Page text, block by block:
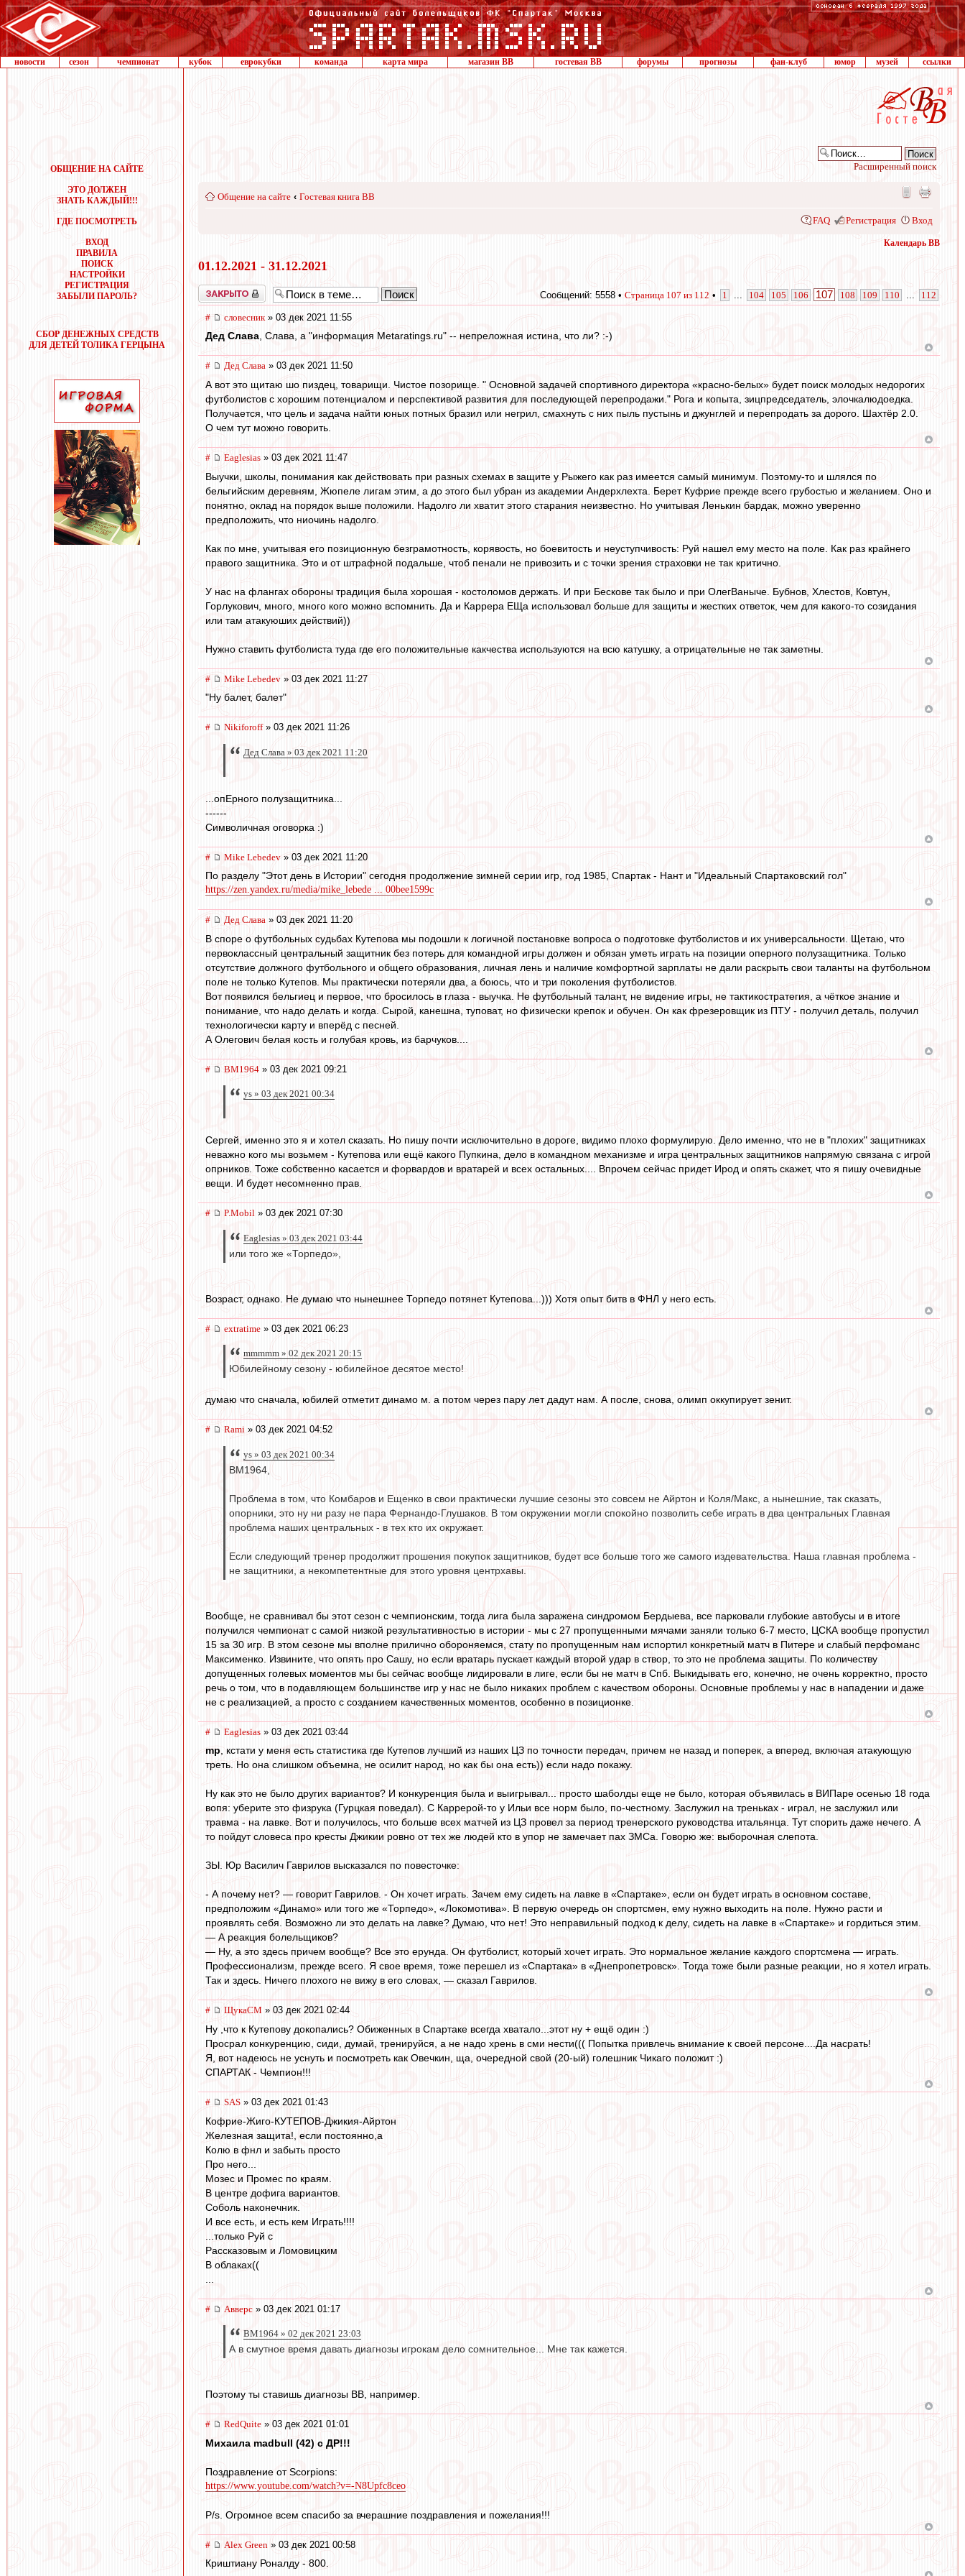
новости сезон чемпионат кубок еврокубки команда карта мира магазин ВВ гостевая ВВ форумы прогнозы фан-клуб юмор музей ссылки
ОБЩЕНИЕ НА САЙТЕ
ЭТО ДОЛЖЕН
ЗНАТЬ КАЖДЫЙ!!!
ГДЕ ПОСМОТРЕТЬ
ВХОД
ПРАВИЛА
ПОИСК
НАСТРОЙКИ
РЕГИСТРАЦИЯ
ЗАБЫЛИ ПАРОЛЬ?
СБОР ДЕНЕЖНЫХ СРЕДСТВ
ДЛЯ ДЕТЕЙ ТОЛИКА ГЕРЦЫНА
Расширенный поиск
Общение на сайте ‹ Гостевая книга ВВ
FAQ Регистрация Вход
Календарь ВВ
01.12.2021 - 31.12.2021
Закрыто Сообщений: 5558 • Страница 107 из 112 • 1 104 105 106 107 108 109 110 112
# словесник » 03 дек 2021 11:55
Дед Слава, Слава, а "информация Metaratings.ru" -- непреложная истина, что ли? :-)
# Дед Слава » 03 дек 2021 11:50
А вот это щитаю шо пиздец, товарищи. Чистое позорище. " Основной задачей спортивного директора «красно-белых» будет поиск молодых недорогих
футболистов с хорошим потенциалом и перспективой развития для последующей перепродажи." Рога и копыта, зицпредседатель, элочкалюдоедка.
Получается, что цель и задача найти юных потных бразил или негрил, смахнуть с них пыль пустынь и джунглей и перепродать за дорого. Шахтёр 2.0.
О чем тут можно говорить.
# Eaglesias » 03 дек 2021 11:47
Выучки, школы, понимания как действовать при разных схемах в защите у Рыжего как раз имеется самый минимум. Поэтому-то и шлялся по
бельгийским деревням, Жюпеле лигам этим, а до этого был убран из академии Андерхлехта. Берет Куфрие прежде всего грубостью и желанием. Оно и
понятно, оклад на порядок выше положили. Надолго ли хватит этого старания неизвестно. Но учитывая Ленькин бардак, можно уверенно
предположить, что ниочинь надолго.
Как по мне, учитывая его позиционную безграмотность, корявость, но боевитость и неуступчивость: Руй нашел ему место на поле. Как раз крайнего
правого защитника. Это и от штрафной подальше, чтоб пенали не привозить и с точки зрения страховки не так критично.
У нас на флангах обороны традиция была хорошая - костоломов держать. И при Бескове так было и при ОлегВаныче. Бубнов, Хлестов, Ковтун,
Горлукович, много, много кого можно вспомнить. Да и Каррера ЕЩа использовал больше для защиты и жестких ответок, чем для какого-то созидания
или там атакуюших действий))
Нужно ставить футболиста туда где его положительные какчества используются на всю катушку, а отрицательные не так заметны.
# Mike Lebedev » 03 дек 2021 11:27
"Ну балет, балет"
# Nikiforoff» 03 дек 2021 11:26
Дед Слава » 03 дек 2021 11:20
...опЕрного полузащитника...
------
Символичная оговорка :)
# Mike Lebedev » 03 дек 2021 11:20
По разделу "Этот день в Истории" сегодня продолжение зимней серии игр, год 1985, Спартак - Нант и "Идеальный Спартаковский гол"
https://zen.yandex.ru/media/mike_lebede ... 00bee1599c
# Дед Слава » 03 дек 2021 11:20
В споре о футбольных судьбах Кутепова мы подошли к логичной постановке вопроса о подготовке футболистов и их универсальности. Щетаю, что
первоклассный центральный защитник без потерь для командной игры должен и обязан уметь играть на позиции оперного полузащитника. Только
отсутствие должного футбольного и общего образования, личная лень и наличие комфортной зарплаты не дали раскрыть свои таланты на футбольном
поле не только Кутепов. Мы практически потеряли два, а боюсь, что и три поколения футболистов.
Вот появился бельгиец и первое, что бросилось в глаза - выучка. Не футбольный талант, не видение игры, не тактикостратегия, а чёткое знание и
понимание, что надо делать и когда. Сырой, канешна, туповат, но физически крепок и обучен. Он как фрезеровщик из ПТУ - получил деталь, получил
технологически карту и вперёд с песней.
А Олегович белая кость и голубая кровь, из барчуков....
# BM1964 » 03 дек 2021 09:21
ys » 03 дек 2021 00:34
Сергей, именно это я и хотел сказать. Но пишу почти исключительно в дороге, видимо плохо формулирую. Дело именно, что не в "плохих" защитниках
неважно кого мы возьмем - Кутепова или ещё какого Пупкина, дело в командном механизме и игра центральных защитников напрямую связана с игрой
опрников. Тоже собственно касается и форвардов и вратарей и всех остальных.... Впрочем сейчас придет Ирод и опять скажет, что я пишу очевидные
вещи. И будет несомненно прав.
# P.Mobil » 03 дек 2021 07:30
Eaglesias » 03 дек 2021 03:44
или того же «Торпедо»,
Возраст, однако. Не думаю что нынешнее Торпедо потянет Кутепова...))) Хотя опыт битв в ФНЛ у него есть.
# extratime » 03 дек 2021 06:23
mmmmm » 02 дек 2021 20:15
Юбилейному сезону - юбилейное десятое место!
думаю что сначала, юбилей отметит динамо м. а потом через пару лет дадут нам. А после, снова, олимп оккупирует зенит.
# Rami » 03 дек 2021 04:52
ys » 03 дек 2021 00:34
BM1964,
Проблема в том, что Комбаров и Ещенко в свои практически лучшие сезоны это совсем не Айртон и Коля/Макс, а нынешние, так сказать,
опорники, это ну ни разу не пара Фернандо-Глушаков. В том окружении могли спокойно позволить себе играть в два центральных Главная
проблема наших центральных - в тех кто их окружает.
Если следующий тренер продолжит прошения покупок защитников, будет все больше того же самого издевательства. Наша главная проблема -
не защитники, а некомпетентные для этого уровня центрхавы.
Вообще, не сравнивал бы этот сезон с чемпионским, тогда лига была заражена синдромом Бердыева, все парковали глубокие автобусы и в итоге
получился чемпионат с самой низкой результативностью в истории - мы с 27 пропущенными мячами заняли только 6-7 место, ЦСКА вообще пропустил
15 за 30 игр. В этом сезоне мы вполне прилично обороняемся, стату по пропущенным нам испортил конкретный матч в Питере и слабый перфоманс
Максименко. Извините, что опять про Сашу, но если вратарь пускает каждый второй удар в створ, то это не проблема защиты. По количеству
допущенных голевых моментов мы бы сейчас вообще лидировали в лиге, если бы не матч в Спб. Выкидывать его, конечно, не очень корректно, просто
речь о том, что в подавляющем большинстве игр у нас не было никаких проблем с качеством обороны. Основные проблемы у нас в нападении и даже
не с реализацией, а просто с созданием качественных моментов, особенно в позиционке.
# Eaglesias » 03 дек 2021 03:44
mp, кстати у меня есть статистика где Кутепов лучший из наших ЦЗ по точности передач, причем не назад и поперек, а вперед, включая атакующую
треть. Но она слишком объемна, не осилит народ, но как бы она есть)) если надо покажу.
Ну как это не было других вариантов? И конкуренция была и выигрывал... просто шаболды еще не было, которая объявилась в ВИПаре осенью 18 года
вопя: уберите это физрука (Гурцкая поведал). С Каррерой-то у Ильи все норм было, по-честному. Заслужил на треньках - играл, не заслужил или
травма - на лавке. Вот и получилось, что больше всех матчей из ЦЗ провел за период тренерского руководства итальянца. Тут спорить даже нечего. А
то пойдут словеса про кресты Джикии ровно от тех же людей кто в упор не замечает пах ЗМСа. Говорю же: выборочная слепота.
ЗЫ. Юр Василич Гаврилов высказался по повесточке:
- А почему нет? — говорит Гаврилов. - Он хочет играть. Зачем ему сидеть на лавке в «Спартаке», если он будет играть в основном составе,
предположим «Динамо» или того же «Торпедо», «Локомотива». В первую очередь он спортсмен, ему нужно выходить на поле. Нужно расти и
проявлять себя. Возможно ли это делать на лавке? Думаю, что нет! Это неправильный подход к делу, сидеть на лавке в «Спартаке» и гордиться этим.
— А реакция болельщиков?
— Ну, а это здесь причем вообще? Все это ерунда. Он футболист, который хочет играть. Это нормальное желание каждого спортсмена — играть.
Профессионализм, прежде всего. Я свое время, тоже перешел из «Спартака» в «Днепропетровск». Тогда тоже были разные реакции, но я хотел играть.
Так и здесь. Ничего плохого не вижу в его словах, — сказал Гаврилов.
# ЩукаСМ » 03 дек 2021 02:44
Ну ,что к Кутепову докопались? Обиженных в Спартаке всегда хватало...этот ну + ещё один :)
Просрал конкуренцию, сиди, думай, тренируйся, а не надо хрень в сми нести((( Попытка привлечь внимание к своей персоне....Да насрать!
Я, вот надеюсь не уснуть и посмотреть как Овечкин, ща, очередной свой (20-ый) голешник Чикаго положит :)
СПАРТАК - Чемпион!!!
# SAS » 03 дек 2021 01:43
Кофрие-Жиго-КУТЕПОВ-Джикия-Айртон
Железная защита!, если постоянно,а
Колю в фнл и забыть просто
Про него...
Мозес и Промес по краям.
В центре дофига вариантов.
Соболь наконечник.
И все есть, и есть кем Играть!!!!
...только Руй с
Рассказовым и Ломовицким
В облаках((
# Авверс » 03 дек 2021 01:17
BM1964 » 02 дек 2021 23:03
А в смутное время давать диагнозы игрокам дело сомнительное... Мне так кажется.
Поэтому ты ставишь диагнозы ВВ, например.
# RedQuite » 03 дек 2021 01:01
Михаила madbull (42) с ДР!!!
Поздравление от Scorpions:
https://www.youtube.com/watch?v=-N8Upfc8ceo
P/s. Огромное всем спасибо за вчерашние поздравления и пожелания!!!
# Alex Green » 03 дек 2021 00:58
Криштиану Роналду - 800.